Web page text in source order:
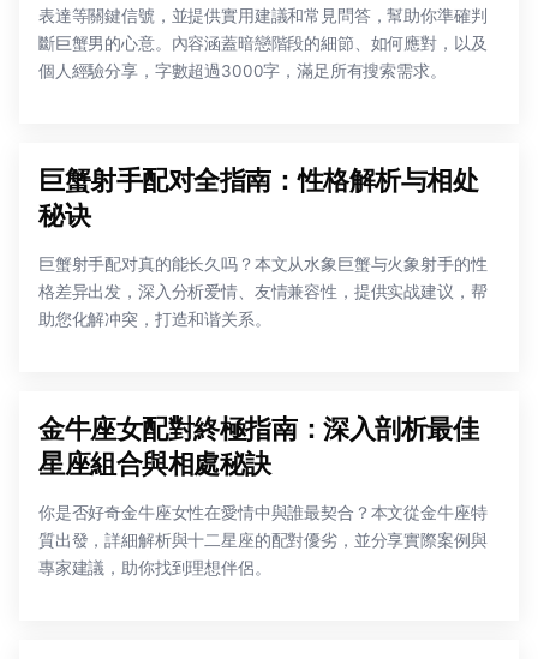
表達等關鍵信號，並提供實用建議和常見問答，幫助你準確判
斷巨蟹男的心意。內容涵蓋暗戀階段的細節、如何應對，以及
個人經驗分享，字數超過3000字，滿足所有搜索需求。
巨蟹射手配对全指南：性格解析与相处
秘诀
巨蟹射手配对真的能长久吗？本文从水象巨蟹与火象射手的性
格差异出发，深入分析爱情、友情兼容性，提供实战建议，帮
助您化解冲突，打造和谐关系。
金牛座女配對終極指南：深入剖析最佳
星座組合與相處秘訣
你是否好奇金牛座女性在愛情中與誰最契合？本文從金牛座特
質出發，詳細解析與十二星座的配對優劣，並分享實際案例與
專家建議，助你找到理想伴侶。